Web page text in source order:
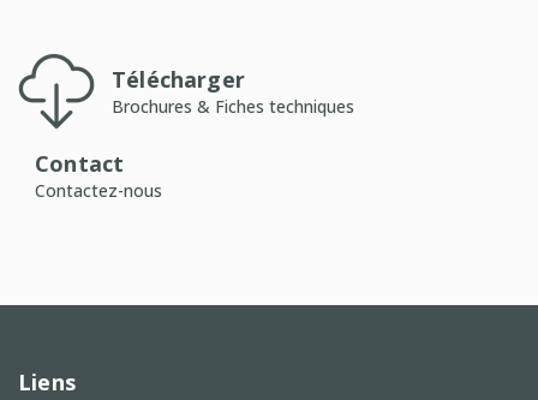
Télécharger
Brochures & Fiches techniques
Contact
Contactez-nous
Liens